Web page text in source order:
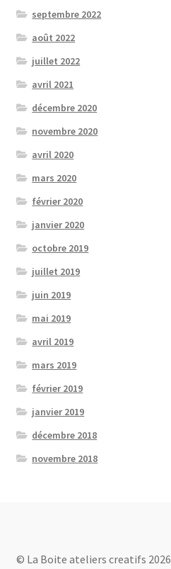
septembre 2022
août 2022
juillet 2022
avril 2021
décembre 2020
novembre 2020
avril 2020
mars 2020
février 2020
janvier 2020
octobre 2019
juillet 2019
juin 2019
mai 2019
avril 2019
mars 2019
février 2019
janvier 2019
décembre 2018
novembre 2018
© La Boite ateliers creatifs 2026